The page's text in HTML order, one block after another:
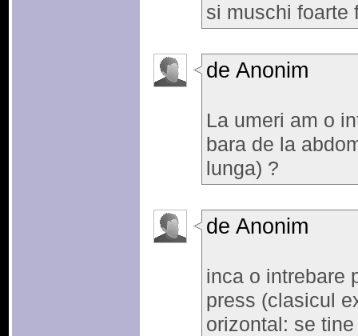
si muschi foarte
de Anonim
La umeri am o
bara de la
lunga) ?
de Anonim
inca o intrebare
press (clasicul
orizontal: se